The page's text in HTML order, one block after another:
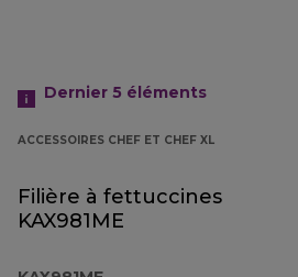
Dernier 5 éléments
ACCESSOIRES CHEF ET CHEF XL
Filière à fettuccines
KAX981ME